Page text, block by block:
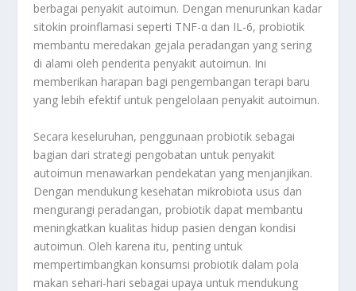
berbagai penyakit autoimun. Dengan menurunkan kadar
sitokin proinflamasi seperti TNF-α dan IL-6, probiotik
membantu meredakan gejala peradangan yang sering
di alami oleh penderita penyakit autoimun. Ini
memberikan harapan bagi pengembangan terapi baru
yang lebih efektif untuk pengelolaan penyakit autoimun.
Secara keseluruhan, penggunaan probiotik sebagai
bagian dari strategi pengobatan untuk penyakit
autoimun menawarkan pendekatan yang menjanjikan.
Dengan mendukung kesehatan mikrobiota usus dan
mengurangi peradangan, probiotik dapat membantu
meningkatkan kualitas hidup pasien dengan kondisi
autoimun. Oleh karena itu, penting untuk
mempertimbangkan konsumsi probiotik dalam pola
makan sehari-hari sebagai upaya untuk mendukung